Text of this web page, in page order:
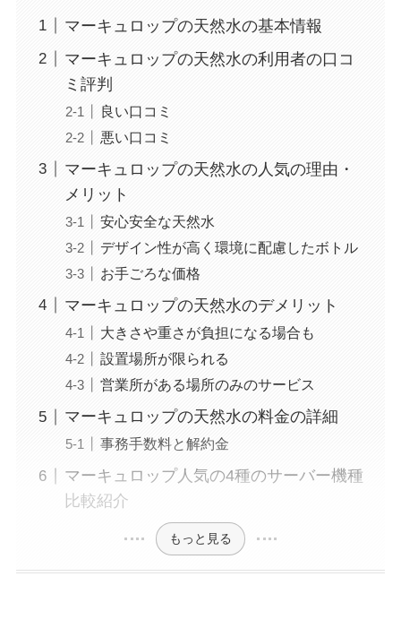
マーキュロップの天然水の基本情報
マーキュロップの天然水の利用者の口コ
ミ評判
良い口コミ
悪い口コミ
マーキュロップの天然水の人気の理由・
メリット
安心安全な天然水
デザイン性が高く環境に配慮したボトル
お手ごろな価格
マーキュロップの天然水のデメリット
大きさや重さが負担になる場合も
設置場所が限られる
営業所がある場所のみのサービス
マーキュロップの天然水の料金の詳細
事務手数料と解約金
マーキュロップ人気の4種のサーバー機種
比較紹介
もっと見る